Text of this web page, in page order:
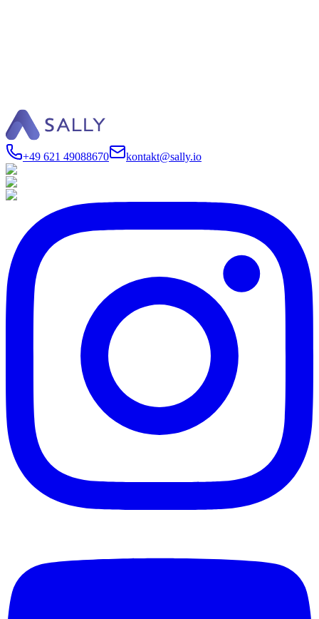
+49 621 49088670 kontakt@sally.io